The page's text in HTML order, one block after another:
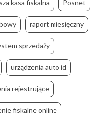
kasa fiskalna Posnet
raport miesięczny
sprzedaży
urządzenia auto id
rejestrujące
fiskalne online